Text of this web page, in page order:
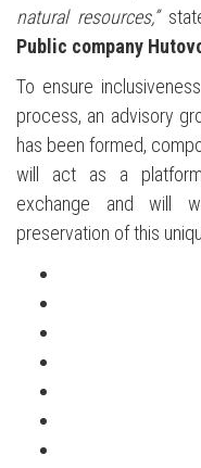
natural resources,”
Public company
To ensure
process, an advisory
has been formed,
will act as a
exchange and will
preservation of this